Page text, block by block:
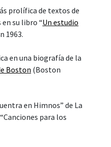
prolífica de textos de
su libro “Un estudio
1963.
en una biografía de la
Boston (Boston
en Himnos” de La
para los